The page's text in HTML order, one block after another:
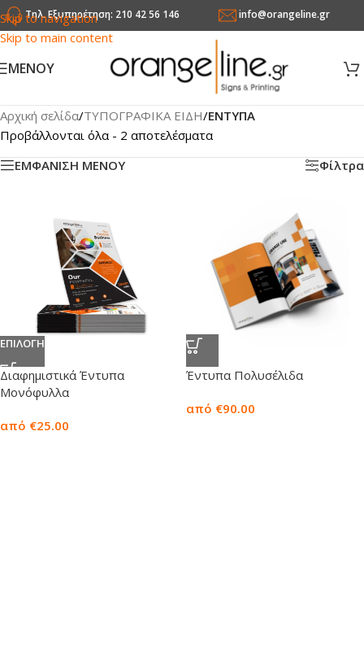
Skip to navigation
Skip to main content
Τηλ. Εξυπηρέτηση: 210 42 56 146 info@orangeline.gr
MENOY
Αρχική σελίδα/ΤΥΠΟΓΡΑΦΙΚΑ ΕΙΔΗ/ENTYΠA
Προβάλλονται όλα - 2 αποτελέσματα
ΕΜΦΑΝΙΣΗ ΜΕΝΟΥ
Φίλτρα
ΕΠΙΛΟΓΗ
Διαφημιστικά Έντυπα
Μονόφυλλα
από €25.00
Έντυπα Πολυσέλιδα
από €90.00